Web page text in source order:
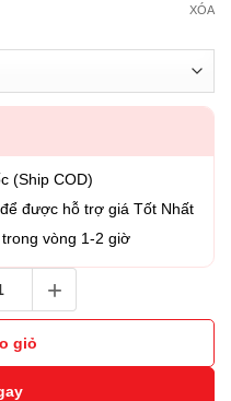
XÓA
(Ship COD)
được hỗ trợ giá Tốt Nhất
vòng 1-2 giờ
giỏ